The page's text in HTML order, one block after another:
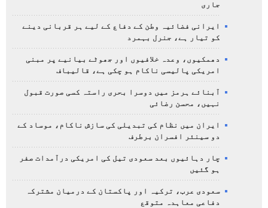
جاری
ایرانی فضائیہ وطن کے دفاع کے لیے ہر قربانی دینے
کو تیار ہے، جنرل بہمرد
دھمکیوں، وعدہ خلافیوں اور جھوٹے بیانیے پر مبنی
امریکی پالیسی ناکام ہو چکی ہے، قالیباف
آبنائے ہرمز میں دوسرا بحری راستہ کسی صورت قبول
نہیں، محسن رضائی
ایران میں نظام کی تبدیلی کی سازش ناکام، موساد کے
دو سینئر افسران برطرف
چار دہائیوں بعد سعودی تیل کی امریکی درآمدات صفر
ہو گئیں
سعودی عرب، ترکیہ اور پاکستان کے درمیان مشترکہ
دفاعی معاہدہ متوقع